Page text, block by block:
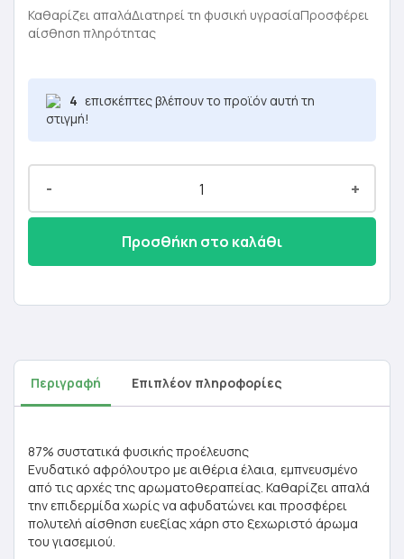
was:
9,00 €.
τιμή
5,40 €.
Καθαρίζει απαλάΔιατηρεί τη φυσική υγρασίαΠροσφέρει
αίσθηση πληρότητας
4 επισκέπτες βλέπουν το προϊόν αυτή τη
στιγμή!
- +
Προσθήκη στο καλάθι
Περιγραφή Επιπλέον πληροφορίες
87% συστατικά φυσικής προέλευσης
Ενυδατικό αφρόλουτρο με αιθέρια έλαια, εμπνευσμένο
από τις αρχές της αρωματοθεραπείας. Καθαρίζει απαλά
την επιδερμίδα χωρίς να αφυδατώνει και προσφέρει
πολυτελή αίσθηση ευεξίας χάρη στο ξεχωριστό άρωμα
του γιασεμιού.